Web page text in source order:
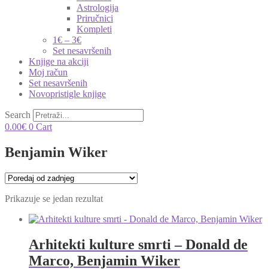
Astrologija
Priručnici
Kompleti
1€ – 3€
Set nesavršenih
Knjige na akciji
Moj račun
Set nesavršenih
Novopristigle knjige
Search
0.00€ 0 Cart
Benjamin Wiker
Prikazuje se jedan rezultat
Arhitekti kulture smrti – Donald de
Marco, Benjamin Wiker